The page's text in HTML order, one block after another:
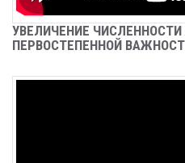
ЗАДЕРЖАН
НУГЗАРОВИЧ
В С. АНХУА
УВЕЛИЧЕНИЕ
ПЕРВОСТЕПЕННОЙ